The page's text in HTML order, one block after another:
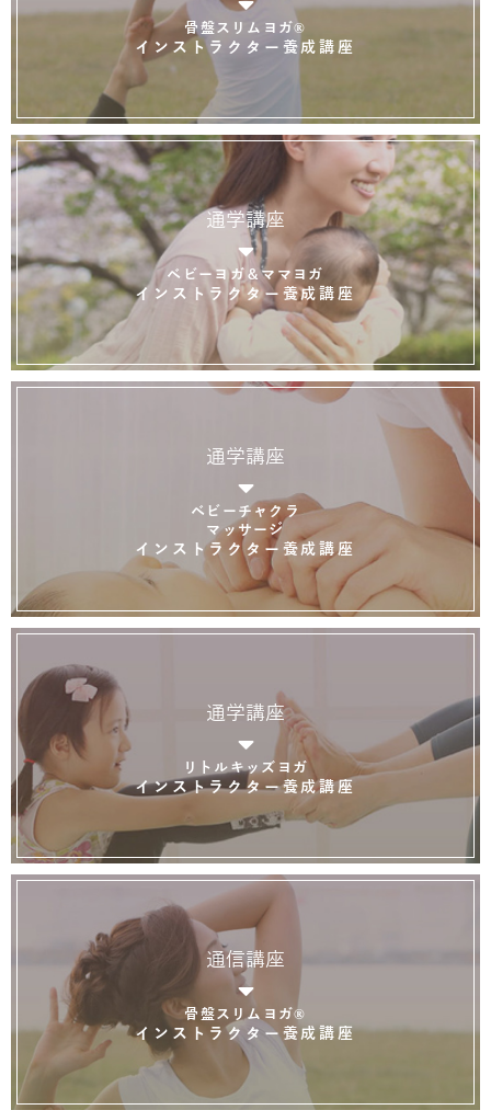
骨盤スリムヨガ®
インストラクター養成講座
通学講座
ベビーヨガ＆ママヨガ
インストラクター養成講座
通学講座
ベビーチャクラ
マッサージ
インストラクター養成講座
通学講座
リトルキッズヨガ
インストラクター養成講座
通信講座
骨盤スリムヨガ®
インストラクター養成講座